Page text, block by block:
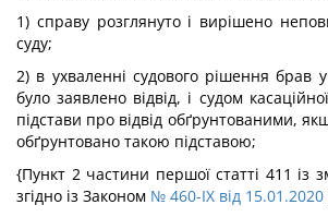
1) справу розглянуто і вирішено
суду;
2) в ухваленні судового рішення брав
було заявлено відвід, і судом
підстави про відвід обґрунтованими,
обґрунтовано такою підставою;
{Пункт 2 частини першої статті 411 із
згідно із Законом № 460-IX від 15.01.2020